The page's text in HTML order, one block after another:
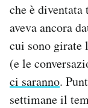
CALENDARIO
AREA
che è diventata
aveva ancora
cui sono girate
(e le
ci saranno.
settimane il